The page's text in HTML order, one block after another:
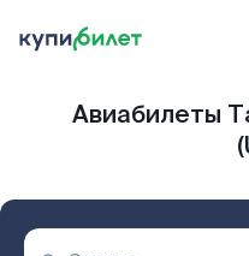
Авиабилеты